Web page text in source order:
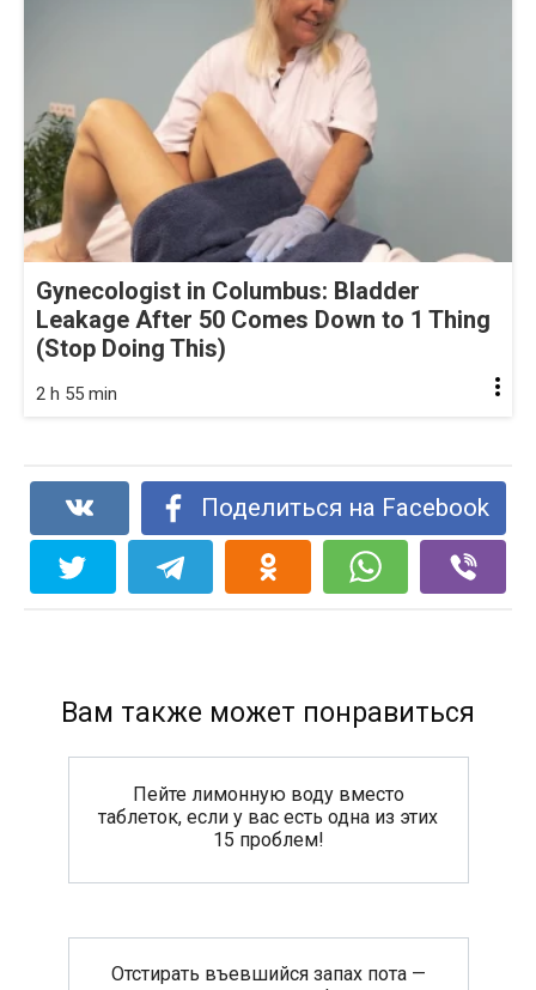
Gynecologist in Columbus: Bladder
Leakage After 50 Comes Down to 1 Thing
(Stop Doing This)
2 h 55 min
Поделиться на Facebook
Вам также может понравиться
Пейте лимонную воду вместо
таблеток, если у вас есть одна из этих
15 проблем!
Отстирать въевшийся запах пота —